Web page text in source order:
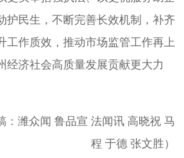
护民生，不断完善长效机制，补齐
工作质效，推动市场监管工作再上
经济社会高质量发展贡献更大力
： 潍众闻 鲁品宣 法闻讯 高晓祝 马
程 于德 张文胜）